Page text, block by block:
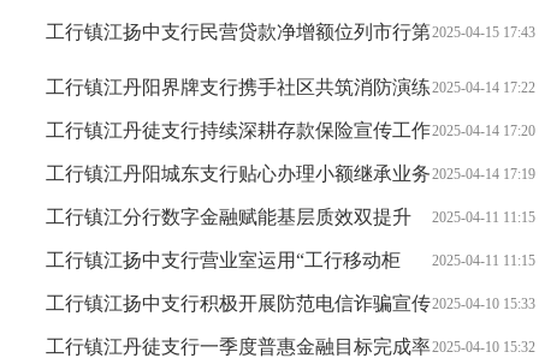
事特办暖人心 2025-04-15 17:43
工行镇江扬中支行民营贷款净增额位列市行第
一
2025-04-14 17:22
工行镇江丹阳界牌支行携手社区共筑消防演练
安全网 2025-04-14 17:20
工行镇江丹徒支行持续深耕存款保险宣传工作
2025-04-14 17:19
工行镇江丹阳城东支行贴心办理小额继承业务
彰显服务温度 2025-04-11 11:15
工行镇江分行数字金融赋能基层质效双提升
2025-04-11 11:15
工行镇江扬中支行营业室运用“工行移动柜
台”快速解决社保卡激活难题 2025-04-10 15:33
工行镇江扬中支行积极开展防范电信诈骗宣传
活动 2025-04-10 15:32
工行镇江丹徒支行一季度普惠金融目标完成率